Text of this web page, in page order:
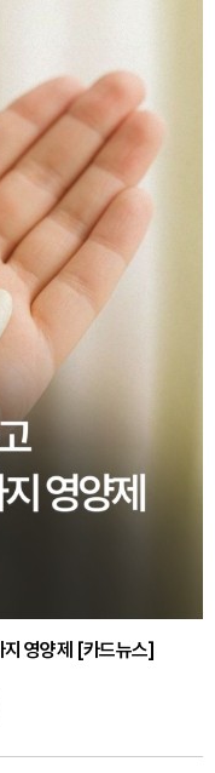
지 영양제 [카드뉴스]